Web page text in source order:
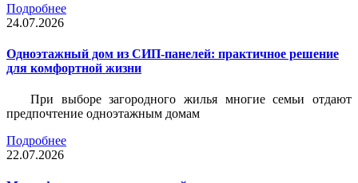
Подробнее
24.07.2026
Одноэтажный дом из СИП-панелей: практичное решение
для комфортной жизни
При выборе загородного жилья многие семьи отдают
предпочтение одноэтажным домам
Подробнее
22.07.2026